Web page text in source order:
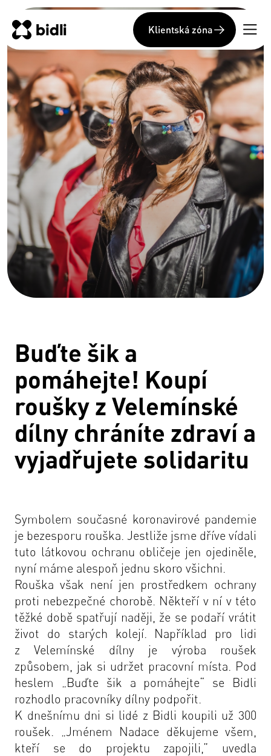
Klientská zóna
Buďte šik a
pomáhejte! Koupí
roušky z Velemínské
dílny chráníte zdraví a
vyjadřujete solidaritu
Symbolem současné koronavirové pandemie
je bezesporu rouška. Jestliže jsme dříve vídali
tuto látkovou ochranu obličeje jen ojediněle,
nyní máme alespoň jednu skoro všichni.
Rouška však není jen prostředkem ochrany
proti nebezpečné chorobě. Někteří v ní v této
těžké době spatřují naději, že se podaří vrátit
život do starých kolejí. Například pro lidi
z Velemínské dílny je výroba roušek
způsobem, jak si udržet pracovní místa. Pod
heslem „Buďte šik a pomáhejte“ se Bidli
rozhodlo pracovníky dílny podpořit.
K dnešnímu dni si lidé z Bidli koupili už 300
roušek. „Jménem Nadace děkujeme všem,
kteří se do projektu zapojili,” uvedla